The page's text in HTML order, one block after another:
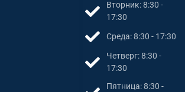
Вторник: 8:30 -
17:30
Среда: 8:30 - 17:30
Четверг: 8:30 -
17:30
Пятница: 8:30 -